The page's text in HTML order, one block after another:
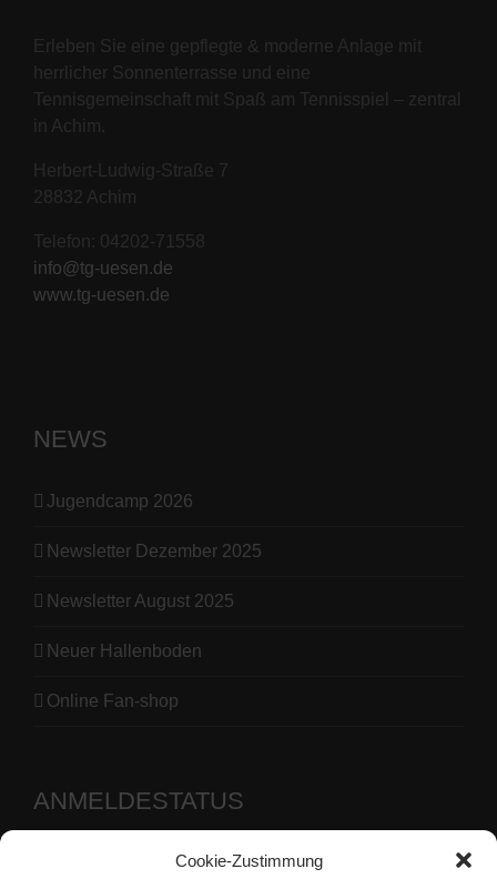
Cookie-Zustimmung
Erleben Sie eine gepflegte & moderne Anlage mit
herrlicher Sonnenterrasse und eine
Tennisgemeinschaft mit Spaß am Tennisspiel – zentral
in Achim.
Herbert-Ludwig-Straße 7
28832 Achim
Telefon: 04202-71558
info@tg-uesen.de
www.tg-uesen.de
NEWS
Jugendcamp 2026
Newsletter Dezember 2025
Newsletter August 2025
Neuer Hallenboden
Online Fan-shop
ANMELDESTATUS
Benutzername oder E-Mail-Adresse